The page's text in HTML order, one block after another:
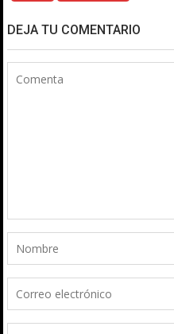
DEJA TU COMENTARIO